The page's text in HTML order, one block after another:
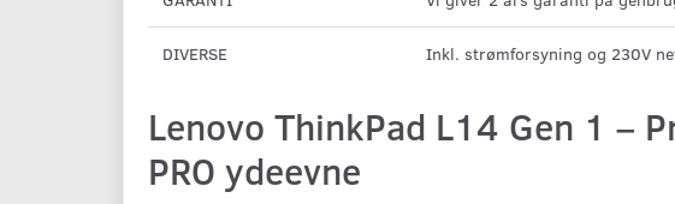
DIVERSE Inkl. strømforsyning og 230V
Lenovo ThinkPad L14 Gen 1 –
PRO ydeevne